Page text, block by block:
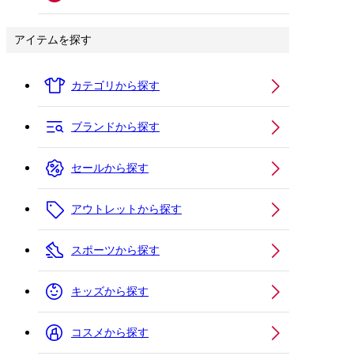
アイテムを探す
カテゴリから探す
ブランドから探す
セールから探す
アウトレットから探す
スポーツから探す
キッズから探す
コスメから探す